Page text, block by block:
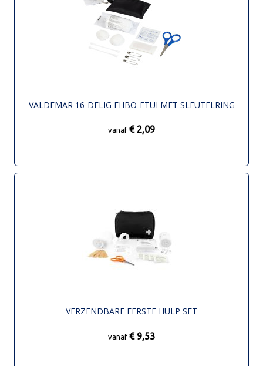
VALDEMAR 16-DELIG EHBO-ETUI MET SLEUTELRING
vanaf € 2,09
VERZENDBARE EERSTE HULP SET
vanaf € 9,53